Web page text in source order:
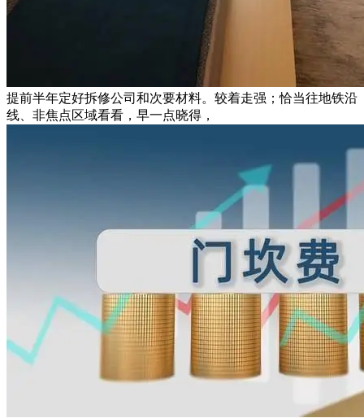
提前半年定好拆修公司和次要材料。较着走强；恰当往地铁沿
线、非焦点区域看看，早一点晓得，